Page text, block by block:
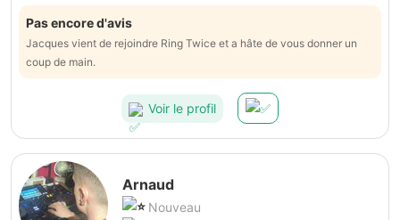
Pas encore d'avis
Jacques vient de rejoindre Ring Twice et a hâte de vous donner un
coup de main.
Voir le profil
Arnaud
Nouveau